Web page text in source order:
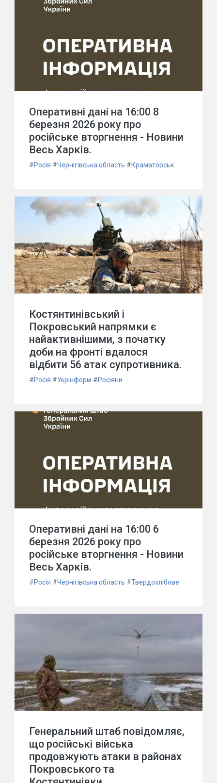
Оперативні дані на 16:00 8
березня 2026 року про
російське вторгнення - Новини
Весь Харків.
#Росія #Чернігівська область #Краматорськ
Костянтинівський і
Покровський напрямки є
найактивнішими, з початку
доби на фронті вдалося
відбити 56 атак супротивника.
#Росія #Укрінформ #Росіяни
Оперативні дані на 16:00 6
березня 2026 року про
російське вторгнення - Новини
Весь Харків.
#Росія #Чернігівська область #Твердохлібове
Генеральний штаб повідомляє,
що російські війська
продовжують атаки в районах
Покровського та